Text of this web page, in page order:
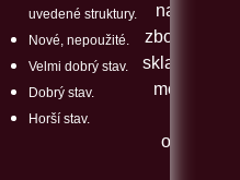
uvedené struktury.
Nové, nepoužité.
Velmi dobrý stav.
Dobrý stav.
Horší stav.
nabízené
zboží máme
skladem a je
možno ho
odeslat.